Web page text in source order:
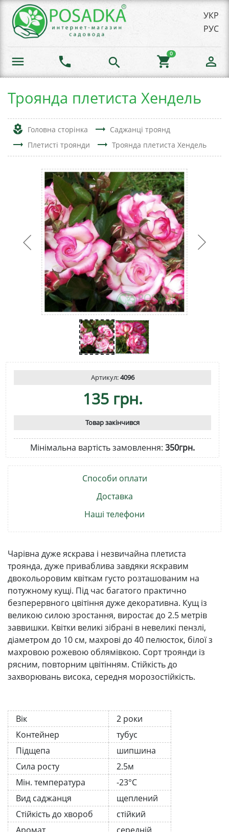
УКР
РУС
menu phone search shopping_cart
0
person_outline
Троянда плетиста Хендель
local_florist Головна сторінка trending_flat Саджанці троянд
trending_flat Плетисті троянди trending_flat Троянда плетиста Хендель
Артикул:4096
135 грн.
Товар закінчився
Мінімальна вартість замовлення: 350грн.
Способи оплати
Доставка
Наші телефони
Чарівна дуже яскрава і незвичайна плетиста
троянда, дуже приваблива завдяки яскравим
двокольоровим квіткам густо розташованим на
потужному кущі. Під час багатого практично
безперервного цвітіння дуже декоративна. Кущ із
великою силою зростання, виростає до 2.5 метрів
заввишки. Квітки великі зібрані в невеликі пензлі,
діаметром до 10 см, махрові до 40 пелюсток, білої з
махровою рожевою облямівкою. Сорт троянди із
рясним, повторним цвітінням. Стійкість до
захворювань висока, середня морозостійкість.
Вік
2 роки
Контейнер
тубус
Підщепа
шипшина
Сила росту
2.5м
Мін. температура
-23°C
Вид саджанця
щеплений
Стійкість до хвороб
стійкий
Аромат
середній